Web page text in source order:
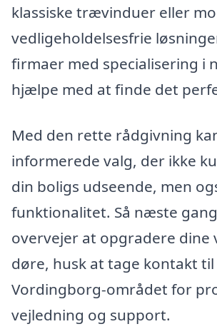
klassiske trævinduer eller
vedligeholdelsesfrie
firmaer med specialisering i
hjælpe med at finde det
Med den rette rådgivning
informerede valg, der ikke
din boligs udseende, men
funktionalitet. Så næste
overvejer at opgradere dine
døre, husk at tage kontakt
Vordingborg-området for
vejledning og support.